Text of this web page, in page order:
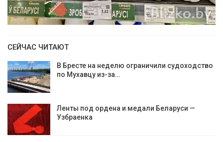
СЕЙЧАС ЧИТАЮТ
В Бресте на неделю ограничили судоходство
по Мухавцу из-за…
Ленты под ордена и медали Беларуси —
Узбраенка